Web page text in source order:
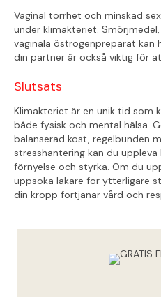
Vaginal torrhet och minskad
under klimakteriet.
vaginala östrogenpreparat kan
din partner är också viktig för
Slutsats
Klimakteriet är en unik tid som
både fysisk och mental hälsa.
balanserad kost, regelbunden
stresshantering kan du
förnyelse och styrka. Om du
uppsöka läkare för ytterligare
din kropp förtjänar vård och